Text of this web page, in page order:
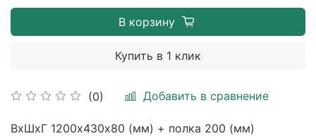
(0) Добавить в сравнение
В корзину
Купить в 1 клик
ВхШхГ 1200х430х80 (мм) + полка 200 (мм)